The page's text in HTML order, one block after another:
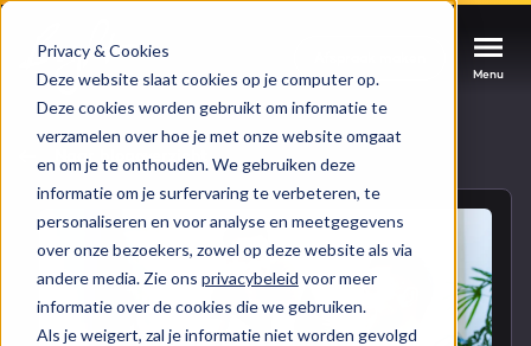
Privacy & Cookies
Deze website slaat cookies op je computer op.
Deze cookies worden gebruikt om informatie te
verzamelen over hoe je met onze website omgaat
en om je te onthouden. We gebruiken deze
informatie om je surfervaring te verbeteren, te
personaliseren en voor analyse en meetgegevens
over onze bezoekers, zowel op deze website als via
andere media. Zie ons privacybeleid voor meer
informatie over de cookies die we gebruiken.
Als je weigert, zal je informatie niet worden gevolgd
Menu
Menu
HUBSPOT SERVICES
HubSpot implementatie
Cases
Branches
Menu
Could not loads results. Please refresh the
page.
Naar blogoverzicht